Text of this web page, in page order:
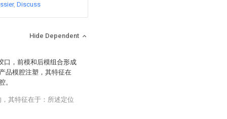
Discuss
Hide Dependent
口，前模和后模组合形成
品模腔注塑，其特征在
。
其特征在于：所述定位